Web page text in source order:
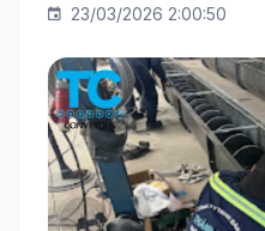
23/03/2026 2:00:50